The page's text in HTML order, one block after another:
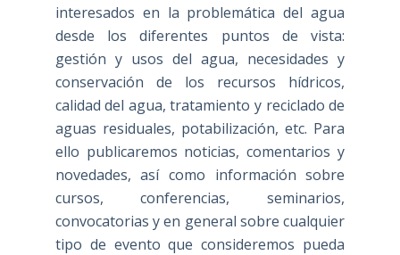
interesados en la problemática del agua
desde los diferentes puntos de vista:
gestión y usos del agua, necesidades y
conservación de los recursos hídricos,
calidad del agua, tratamiento y reciclado de
aguas residuales, potabilización, etc. Para
ello publicaremos noticias, comentarios y
novedades, así como información sobre
cursos, conferencias, seminarios,
convocatorias y en general sobre cualquier
tipo de evento que consideremos pueda